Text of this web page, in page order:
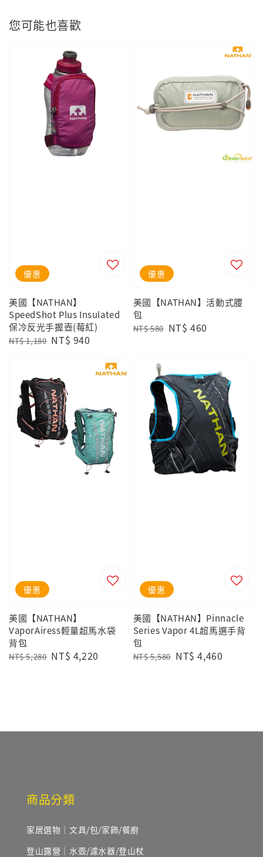
您可能也喜歡
優惠
美國【NATHAN】
SpeedShot Plus Insulated
保冷反光手握壺(莓紅)
Regular
NT$ 1,180 Sale
NT$ 940
優惠
美國【NATHAN】活動式腰
包
Regular
NT$ 580 Sale
NT$ 460
優惠
美國【NATHAN】
VaporAiress輕量超馬水袋
背包
Regular
NT$ 5,280 Sale
NT$ 4,220
優惠
美國【NATHAN】Pinnacle
Series Vapor 4L超馬選手背
包
Regular
NT$ 5,580 Sale
NT$ 4,460
商品分類
家居選物｜文具/包/家飾/餐廚
登山露營｜水壺/濾水器/登山杖